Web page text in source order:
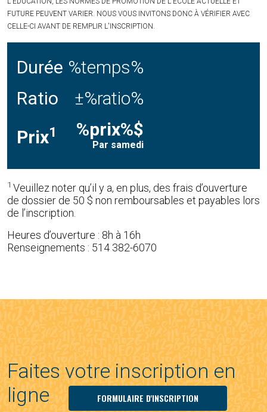
FUTURE PEUVENT VARIER. NOUS VOUS INVITONS DONC À VÉRIFIER AVEC
CELLE-CI AVANT DE REMPLIR L'INSCRIPTION.
Durée %temps%
Ratio
±%ratio%
Prix1 %prix%$
Par samedi
1 Veuillez noter qu’il y a, en plus, des frais d’ouverture
de dossier de 50 $ non remboursables et payables lors
de l’inscription.
Heures d’ouverture : 8h à 16h
Renseignements : 514 382-6070
Faites votre inscription en
ligne
FORMULAIRE D'INSCRIPTION